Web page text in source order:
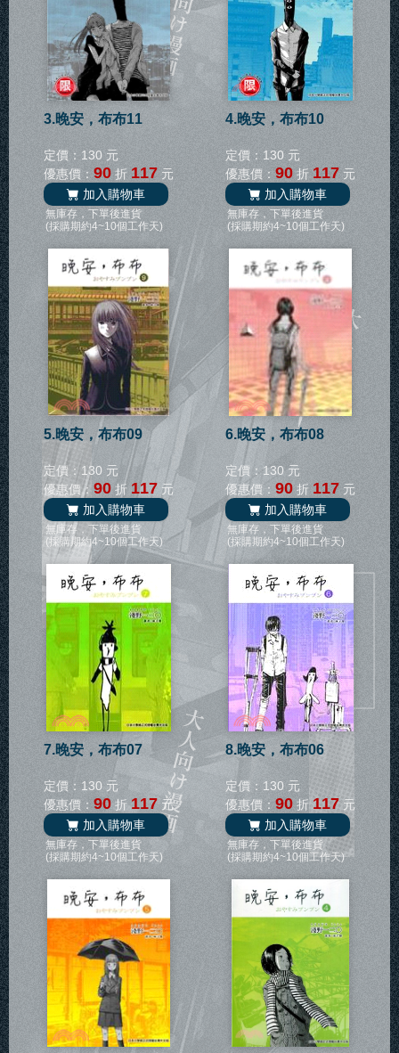
3.晚安，布布11
定價：130 元
優惠價： 90 折 117 元
加入購物車
無庫存，下單後進貨
(採購期約4~10個工作天)
4.晚安，布布10
定價：130 元
優惠價： 90 折 117 元
加入購物車
無庫存，下單後進貨
(採購期約4~10個工作天)
5.晚安，布布09
定價：130 元
優惠價： 90 折 117 元
加入購物車
無庫存，下單後進貨
(採購期約4~10個工作天)
6.晚安，布布08
定價：130 元
優惠價： 90 折 117 元
加入購物車
無庫存，下單後進貨
(採購期約4~10個工作天)
7.晚安，布布07
定價：130 元
優惠價： 90 折117 元
加入購物車
無庫存，下單後進貨
(採購期約4~10個工作天)
8.晚安，布布06
定價：130 元
優惠價： 90 折117元
加入購物車
無庫存，下單後進貨
(採購期約4~10個工作天)